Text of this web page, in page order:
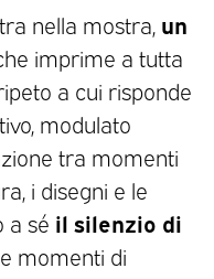
nella mostra, un
imprime a tutta
a cui risponde
modulato
tra momenti
i disegni e le
a sé il silenzio di
momenti di